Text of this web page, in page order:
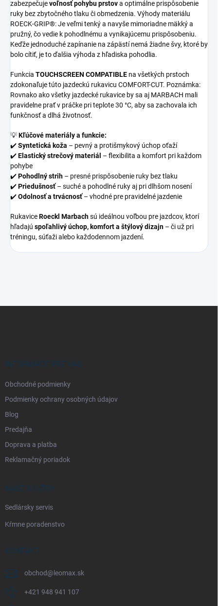
zabezpečujevoľnosť pohybu prstova optimálne prispôsobenie
ruky bez zbytočného tlaku či obmedzenia. Výhody materiálu
ROECK-GRIP®: Je veľmi tenký a navyše mimoriadne mäkký a
pružný, čo vedie k pohodlnému a vynikajúcemu prispôsobeniu.
Keďže jednoduché zapínanie na zápästí nemá žiadne švy, ktoré by
bolo cítiť, je to ďalšia výhoda z hľadiska pohodlia.
Funkcia TOUCHSCREEN COMPATIBLE na všetkých prstoch
zdokonaľuje túto jazdeckú rukavicu COMFORT-CUT. Poznámka:
Rovnako ako všetky jazdecké rukavice by sa aj MARBACH mali
pravidelne prať v práčke pri teplote 30 °C, aby sa zachovala ich
funkčnosť a dlhá životnosť.
💡Kľúčové materiály a funkcie:
✔️Syntetická koža – pevný a protišmykový úchop oťaží
✔️Elastický strečový materiál – flexibilita a komfort pri každom
pohybe
✔️Pohodlný strih – presné prispôsobenie ruky bez tlaku
✔️Priedušnosť– suché a pohodlné ruky aj pri dlhšom nosení
✔️Odolnosť a trvácnosť– vhodné pre pravidelné jazdenie
RukaviceRoeckl Marbachsú ideálnou voľbou pre jazdcov, ktorí
hľadajú spoľahlivý úchop, komfort a štýlový dizajn – či už pri
tréningu, súťaži alebo každodennom jazdení.
INFORMÁCIE PRE VÁS
Obchodné podmienky
Podmienky ochrany osobných údajov
Blog
Predajňa
Doprava a platba
Reklamačný poriadok
NAŠE SLUŽBY
Sedlársky servis
Kŕmne poradenstvo
KONTAKT
obchod@ leomax.sk
+421 948 941 107